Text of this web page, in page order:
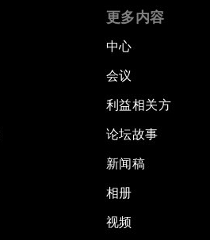
更多内容
中心
会议
利益相关方
论坛故事
新闻稿
相册
视频